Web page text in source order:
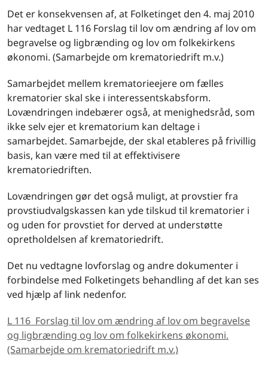
Det er konsekvensen af, at Folketinget den 4. maj 2010
har vedtaget L 116 Forslag til lov om ændring af lov om
begravelse og ligbrænding og lov om folkekirkens
økonomi. (Samarbejde om krematoriedrift m.v.)
Samarbejdet mellem krematorieejere om fælles
krematorier skal ske i interessentskabsform.
Lovændringen indebærer også, at menighedsråd, som
ikke selv ejer et krematorium kan deltage i
samarbejdet. Samarbejde, der skal etableres på frivillig
basis, kan være med til at effektivisere
krematoriedriften.
Lovændringen gør det også muligt, at provstier fra
provstiudvalgskassen kan yde tilskud til krematorier i
og uden for provstiet for derved at understøtte
opretholdelsen af krematoriedrift.
Det nu vedtagne lovforslag og andre dokumenter i
forbindelse med Folketingets behandling af det kan ses
ved hjælp af link nedenfor.
L 116 Forslag til lov om ændring af lov om begravelse
og ligbrænding og lov om folkekirkens økonomi.
(Samarbejde om krematoriedrift m.v.)